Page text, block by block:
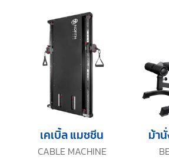
CABLE MACHINE
เคเบิ้ล แมชชีน ม้า